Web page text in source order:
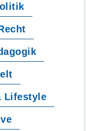
Lifestyle